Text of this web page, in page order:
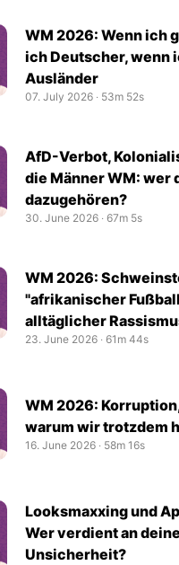
WM 2026: Wenn ich
ich Deutscher, wenn
Ausländer
07. July 2026 ‧ 53m 52s
AfD-Verbot,
die Männer WM: wer
dazugehören?
30. June 2026 ‧ 67m 5s
WM 2026:
"afrikanischer
alltäglicher
23. June 2026 ‧ 61m 44s
WM 2026:
warum wir trotzdem
16. June 2026 ‧ 58m 16s
Looksmaxxing und
Wer verdient an
Unsicherheit?